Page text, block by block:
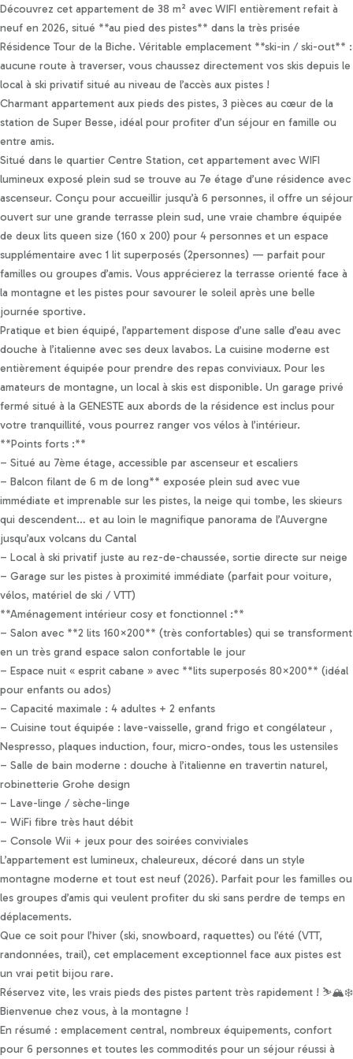
Personnaliser les préférences en matière de consentement
Découvrez cet appartement de 38 m² avec WIFI entièrement refait à
neuf en 2026, situé **au pied des pistes** dans la très prisée
Résidence Tour de la Biche. Véritable emplacement **ski-in / ski-out** :
aucune route à traverser, vous chaussez directement vos skis depuis le
local à ski privatif situé au niveau de l’accès aux pistes !
Charmant appartement aux pieds des pistes, 3 pièces au cœur de la
station de Super Besse, idéal pour profiter d’un séjour en famille ou
entre amis.
Situé dans le quartier Centre Station, cet appartement avec WIFI
lumineux exposé plein sud se trouve au 7e étage d’une résidence avec
ascenseur. Conçu pour accueillir jusqu’à 6 personnes, il offre un séjour
ouvert sur une grande terrasse plein sud, une vraie chambre équipée
de deux lits queen size (160 x 200) pour 4 personnes et un espace
supplémentaire avec 1 lit superposés (2personnes) — parfait pour
familles ou groupes d’amis. Vous apprécierez la terrasse orienté face à
la montagne et les pistes pour savourer le soleil après une belle
journée sportive.
Pratique et bien équipé, l’appartement dispose d’une salle d’eau avec
douche à l’italienne avec ses deux lavabos. La cuisine moderne est
entièrement équipée pour prendre des repas conviviaux. Pour les
amateurs de montagne, un local à skis est disponible. Un garage privé
fermé situé à la GENESTE aux abords de la résidence est inclus pour
votre tranquillité, vous pourrez ranger vos vélos à l’intérieur.
**Points forts :**
– Situé au 7ème étage, accessible par ascenseur et escaliers
– Balcon filant de 6 m de long** exposée plein sud avec vue
immédiate et imprenable sur les pistes, la neige qui tombe, les skieurs
qui descendent… et au loin le magnifique panorama de l’Auvergne
jusqu’aux volcans du Cantal
– Local à ski privatif juste au rez-de-chaussée, sortie directe sur neige
– Garage sur les pistes à proximité immédiate (parfait pour voiture,
vélos, matériel de ski / VTT)
**Aménagement intérieur cosy et fonctionnel :**
– Salon avec **2 lits 160×200** (très confortables) qui se transforment
en un très grand espace salon confortable le jour
– Espace nuit « esprit cabane » avec **lits superposés 80×200** (idéal
pour enfants ou ados)
– Capacité maximale : 4 adultes + 2 enfants
– Cuisine tout équipée : lave-vaisselle, grand frigo et congélateur ,
Nespresso, plaques induction, four, micro-ondes, tous les ustensiles
– Salle de bain moderne : douche à l’italienne en travertin naturel,
robinetterie Grohe design
– Lave-linge / sèche-linge
– WiFi fibre très haut débit
– Console Wii + jeux pour des soirées conviviales
L’appartement est lumineux, chaleureux, décoré dans un style
montagne moderne et tout est neuf (2026). Parfait pour les familles ou
les groupes d’amis qui veulent profiter du ski sans perdre de temps en
déplacements.
Que ce soit pour l’hiver (ski, snowboard, raquettes) ou l’été (VTT,
randonnées, trail), cet emplacement exceptionnel face aux pistes est
un vrai petit bijou rare.
Réservez vite, les vrais pieds des pistes partent très rapidement ! ⛷️🏔️❄️
Bienvenue chez vous, à la montagne !
En résumé : emplacement central, nombreux équipements, confort
pour 6 personnes et toutes les commodités pour un séjour réussi à